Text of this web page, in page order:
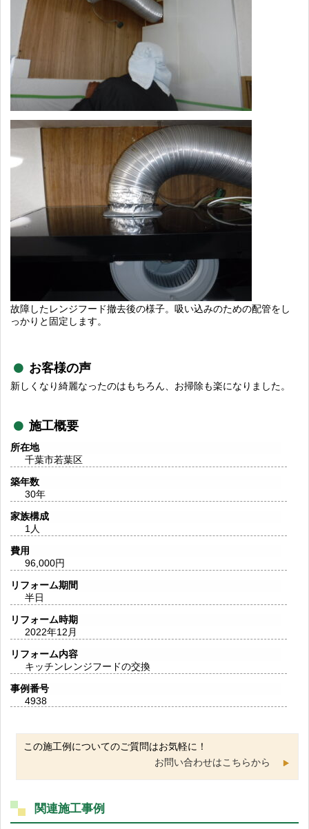
故障したレンジフード撤去後の様子。吸い込みのための配管をし
っかりと固定します。
お客様の声
新しくなり綺麗なったのはもちろん、お掃除も楽になりました。
施工概要
所在地
千葉市若葉区
築年数
30年
家族構成
1人
費用
96,000円
リフォーム期間
半日
リフォーム時期
2022年12月
リフォーム内容
キッチンレンジフードの交換
事例番号
4938
この施工例についてのご質問はお気軽に！
お問い合わせはこちらから
関連施工事例